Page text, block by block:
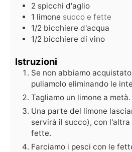
2 spicchi d'aglio
1 limone succo e fette
1/2 bicchiere d'acqua
1/2 bicchiere di vino
Istruzioni
Se non abbiamo
puliamolo eliminando le
Tagliamo un limone a metà.
Una parte del limone
servirà il succo), con
fette.
Farciamo i pesci con le